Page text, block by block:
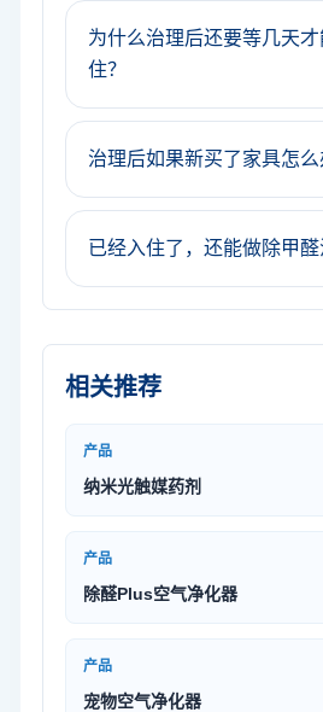
为什么治理后还要等几天
住？
治理后如果新买了家具怎么
已经入住了，还能做除甲醛
相关推荐
产品
纳米光触媒药剂
产品
除醛Plus空气净化器
产品
宠物空气净化器